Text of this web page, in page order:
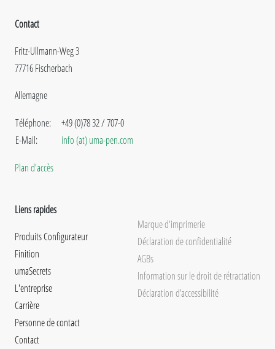
Contact
Fritz-Ullmann-Weg 3
77716 Fischerbach
Allemagne
Téléphone:
E-Mail:
+49 (0)78 32 / 707-0
info (at) uma-pen.com
Plan d'accès
Liens rapides
Produits Configurateur
Finition
umaSecrets
L'entreprise
Carrière
Personne de contact
Contact
Marque d'imprimerie
Déclaration de confidentialité
AGBs
Information sur le droit de rétractation
Déclaration d’accessibilité